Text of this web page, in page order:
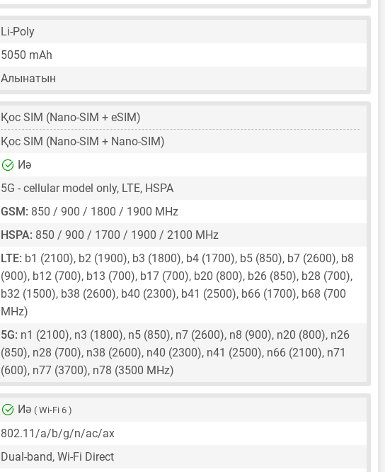
Li-Poly
5050 mAh
Алынатын
Қос SIM (Nano-SIM + eSIM)
Қос SIM (Nano-SIM + Nano-SIM)
Иә
5G - cellular model only, LTE, HSPA
GSM: 850 / 900 / 1800 / 1900 MHz
HSPA: 850 / 900 / 1700 / 1900 / 2100 MHz
LTE: b1 (2100), b2 (1900), b3 (1800), b4 (1700), b5 (850), b7 (2600), b8
(900), b12 (700), b13 (700), b17 (700), b20 (800), b26 (850), b28 (700),
b32 (1500), b38 (2600), b40 (2300), b41 (2500), b66 (1700), b68 (700
MHz)
5G: n1 (2100), n3 (1800), n5 (850), n7 (2600), n8 (900), n20 (800), n26
(850), n28 (700), n38 (2600), n40 (2300), n41 (2500), n66 (2100), n71
(600), n77 (3700), n78 (3500 MHz)
Иә ( Wi-Fi 6 )
802.11/a/b/g/n/ac/ax
Dual-band, Wi-Fi Direct